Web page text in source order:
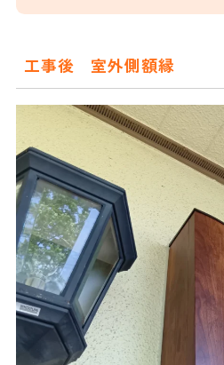
工事後 室外側額縁